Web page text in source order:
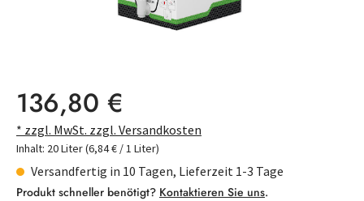
Regulärer Preis:
136,80 €
* zzgl. MwSt. zzgl. Versandkosten
Inhalt: 20 Liter(6,84 € / 1 Liter)
Versandfertig in 10 Tagen, Lieferzeit 1-3 Tage
Produkt schneller benötigt? Kontaktieren Sie uns.